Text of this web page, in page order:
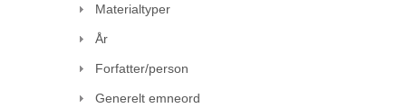
Materialtyper
År
Forfatter/person
Generelt emneord